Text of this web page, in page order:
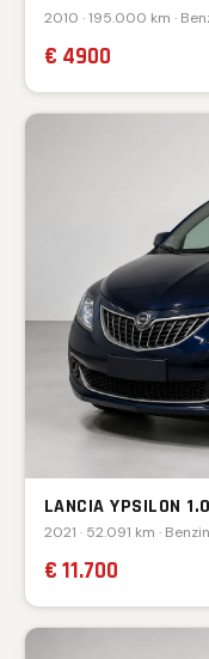
2010 · 195.000 km ·
€ 4900
LANCIA YPSILON
2021 · 52.091 km ·
€ 11.700